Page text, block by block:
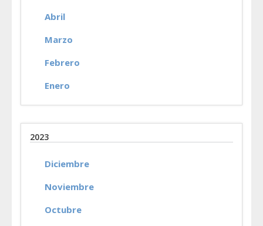
Abril
Marzo
Febrero
Enero
2023
Diciembre
Noviembre
Octubre